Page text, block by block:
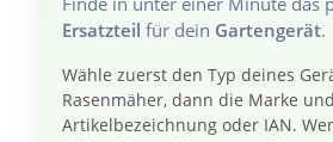
Ersatzteil für dein Gartengerät.
Wähle zuerst den Typ deines
Rasenmäher, dann die Marke
Artikelbezeichnung oder IAN.